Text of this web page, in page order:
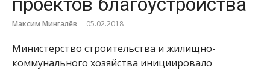
Максим Мингалёв 05.02.2018
Министерство строительства и жилищно-
коммунального хозяйства инициировало